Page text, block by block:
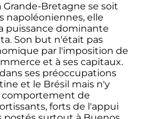
Bretagne se soit
napoléoniennes, elle
puissance dominante
Son but n'était pas
par l'imposition de
et à ses capitaux.
ses préoccupations
et le Brésil mais n'y
comportement de
forts de l'appui